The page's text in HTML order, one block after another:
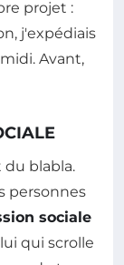
projet :
j'expédiais
Avant,
du blabla.
personnes
sociale
qui scrolle